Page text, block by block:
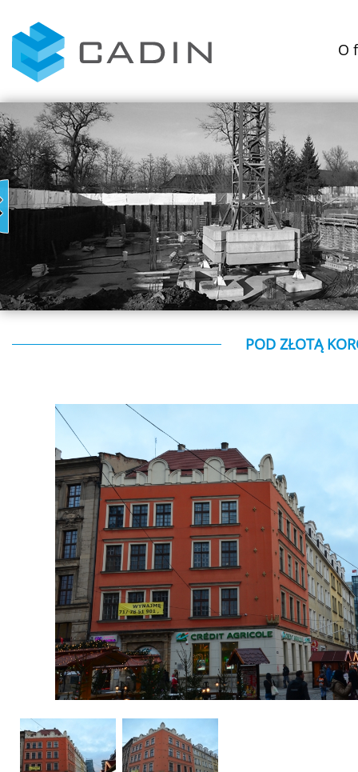
O
POD ZŁOTĄ